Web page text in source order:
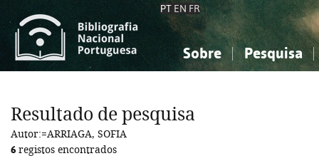
PT EN FR
Sobre Pesquisa
Ciências sociais...
Ciências sociais...
Resultado de pesquisa
Autor:=ARRIAGA, SOFIA
6 registos encontrados